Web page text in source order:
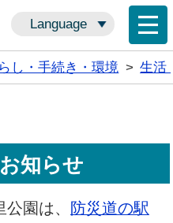
Language
し・手続き・環境 > 生活
知らせ
園は、 防災道の駅